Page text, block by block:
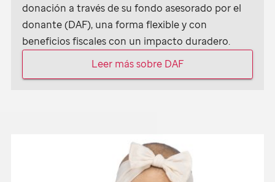
donación a través de su fondo asesorado por el
donante (DAF), una forma flexible y con
beneficios fiscales con un impacto duradero.
Leer más sobre DAF